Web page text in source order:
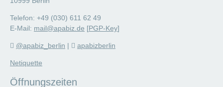
Telefon: +49 (030) 611 62 49
E-Mail: mail@apabiz.de [PGP-Key]
@apabiz_berlin | apabizberlin
Netiquette
Öffnungszeiten